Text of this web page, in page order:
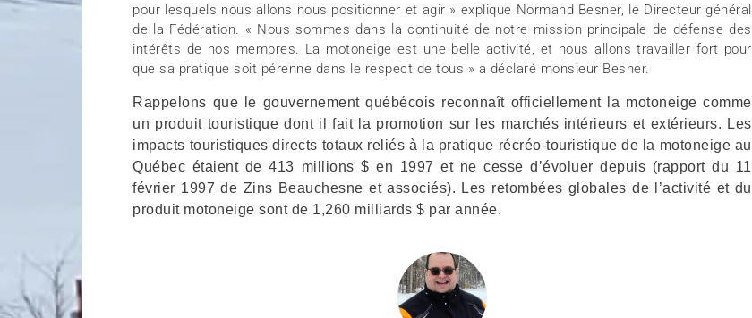
pour lesquels nous allons nous positionner et agir » explique Normand Besner, le Directeur général
de la Fédération. « Nous sommes dans la continuité de notre mission principale de défense des
intérêts de nos membres. La motoneige est une belle activité, et nous allons travailler fort pour
que sa pratique soit pérenne dans le respect de tous » a déclaré monsieur Besner.
Rappelons que le gouvernement québécois reconnaît officiellement la motoneige comme
un produit touristique dont il fait la promotion sur les marchés intérieurs et extérieurs. Les
impacts touristiques directs totaux reliés à la pratique récréo-touristique de la motoneige au
Québec étaient de 413 millions $ en 1997 et ne cesse d’évoluer depuis (rapport du 11
février 1997 de Zins Beauchesne et associés). Les retombées globales de l’activité et du
produit motoneige sont de 1,260 milliards $ par année.